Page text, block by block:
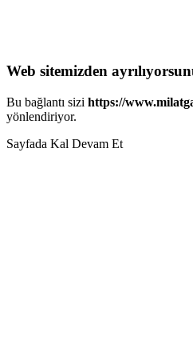
Web sitemizden
Bu bağlantı sizi https://
yönlendiriyor.
Sayfada Kal Devam Et